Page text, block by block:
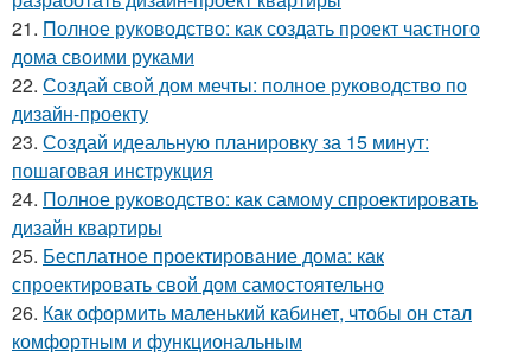
21. Полное руководство: как создать проект частного
дома своими руками
22. Создай свой дом мечты: полное руководство по
дизайн-проекту
23. Создай идеальную планировку за 15 минут:
пошаговая инструкция
24. Полное руководство: как самому спроектировать
дизайн квартиры
25. Бесплатное проектирование дома: как
спроектировать свой дом самостоятельно
26. Как оформить маленький кабинет, чтобы он стал
комфортным и функциональным